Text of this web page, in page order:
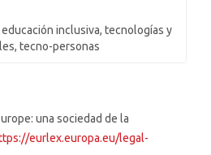
inclusiva, tecnologías y
tecno-personas
una sociedad de la
eurlex.europa.eu/legal-